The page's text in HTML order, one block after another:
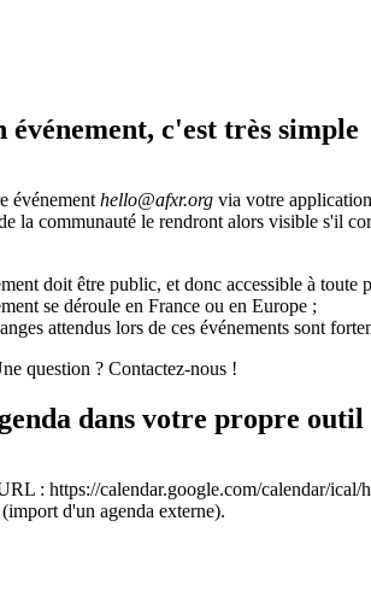
c'est très simple
événement hello@afxr.org via votre
la communauté le rendront alors visible s'il
doit être public, et donc accessible à toute
se déroule en France ou en Europe ;
attendus lors de ces événements sont
question ? Contactez-nous !
dans votre propre
: https://calendar.google.com/calendar/
d'un agenda externe).